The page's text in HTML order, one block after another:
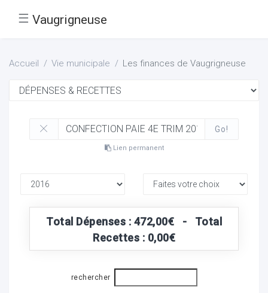
☰ Vaugrigneuse
Accueil Vie municipale Les finances de Vaugrigneuse
Go!
Lien permanent
Total Dépenses : 472,00€ - Total
Recettes : 0,00€
rechercher